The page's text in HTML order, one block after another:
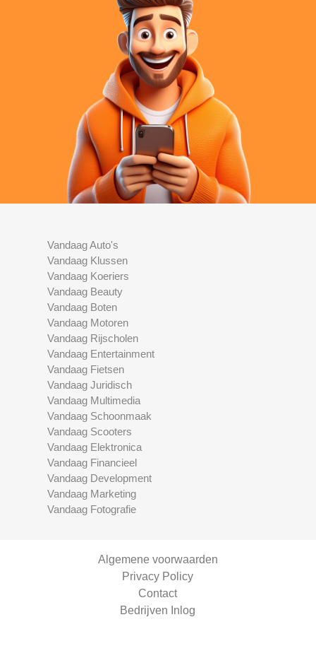
Vandaag Auto's
Vandaag Klussen
Vandaag Koeriers
Vandaag Beauty
Vandaag Boten
Vandaag Motoren
Vandaag Rijscholen
Vandaag Entertainment
Vandaag Fietsen
Vandaag Juridisch
Vandaag Multimedia
Vandaag Schoonmaak
Vandaag Scooters
Vandaag Elektronica
Vandaag Financieel
Vandaag Development
Vandaag Marketing
Vandaag Fotografie
Algemene voorwaarden
Privacy Policy
Contact
Bedrijven Inlog